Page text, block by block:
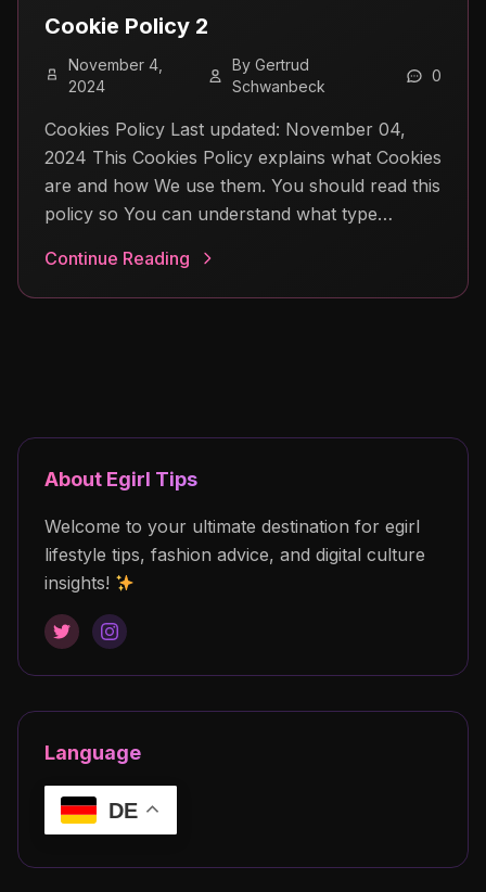
Cookie Policy 2
November 4,
2024
By Gertrud
Schwanbeck
0
Cookies Policy Last updated: November 04,
2024 This Cookies Policy explains what Cookies
are and how We use them. You should read this
policy so You can understand what type…
Continue Reading
About Egirl Tips
Welcome to your ultimate destination for egirl
lifestyle tips, fashion advice, and digital culture
insights!
Language
DE